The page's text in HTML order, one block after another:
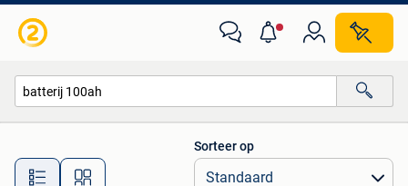
Alle afstanden…
Sorteer op